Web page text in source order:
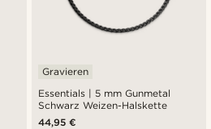
Essentials | 5 mm Gunmetal
Schwarz Weizen-Halskette
Gravieren
44,95 €